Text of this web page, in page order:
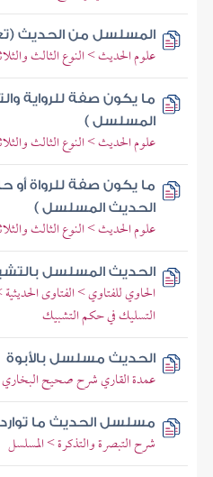
المسلسل من الحديث
علوم الحديث > النوع الثالث
ما يكون صفة للرواية
المسلسل )
علوم الحديث > النوع الثالث
ما يكون صفة للرواة
الحديث المسلسل )
علوم الحديث > النوع الثالث
الحديث المسلسل
الحاوي للفتاوي > الفتاوى
التسليك في حكم التشبيك
الحديث مسلسل بالأبوة
عمدة القاري شرح صحيح
مسلسل الحديث ما
شرح التبصرة والتذكرة > المسلسل